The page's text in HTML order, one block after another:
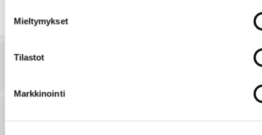
Mieltymykset
Tilastot
Markkinointi